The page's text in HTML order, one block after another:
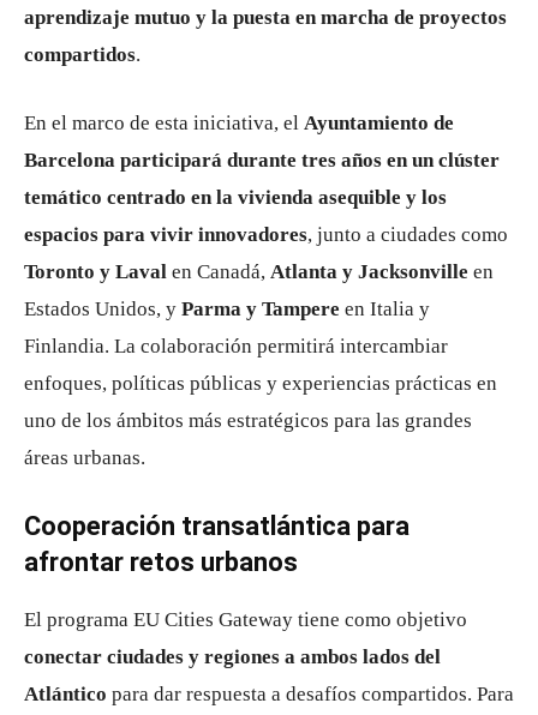
aprendizaje mutuo y la puesta en marcha de proyectos
compartidos.
En el marco de esta iniciativa, el Ayuntamiento de
Barcelona participará durante tres años en un clúster
temático centrado en la vivienda asequible y los
espacios para vivir innovadores, junto a ciudades como
Toronto y Laval en Canadá, Atlanta y Jacksonville en
Estados Unidos, y Parma y Tampere en Italia y
Finlandia. La colaboración permitirá intercambiar
enfoques, políticas públicas y experiencias prácticas en
uno de los ámbitos más estratégicos para las grandes
áreas urbanas.
Cooperación transatlántica para
afrontar retos urbanos
El programa EU Cities Gateway tiene como objetivo
conectar ciudades y regiones a ambos lados del
Atlántico para dar respuesta a desafíos compartidos. Para